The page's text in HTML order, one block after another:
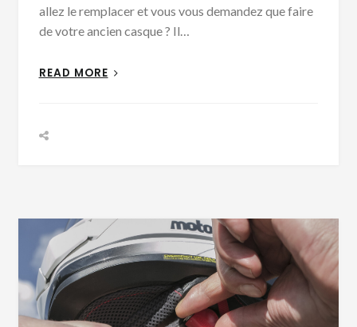
allez le remplacer et vous vous demandez que faire
de votre ancien casque ? Il…
READ MORE